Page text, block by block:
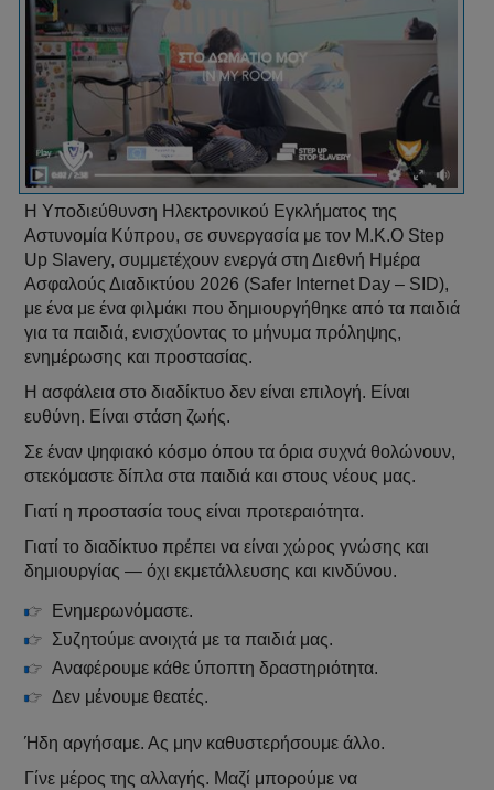
Η Υποδιεύθυνση Ηλεκτρονικού Εγκλήματος της
Αστυνομία Κύπρου, σε συνεργασία με τον Μ.Κ.Ο Step
Up Slavery, συμμετέχουν ενεργά στη Διεθνή Ημέρα
Ασφαλούς Διαδικτύου 2026 (Safer Internet Day – SID),
με ένα με ένα φιλμάκι που δημιουργήθηκε από τα παιδιά
για τα παιδιά, ενισχύοντας το μήνυμα πρόληψης,
ενημέρωσης και προστασίας.
Η ασφάλεια στο διαδίκτυο δεν είναι επιλογή. Είναι
ευθύνη. Είναι στάση ζωής.
Σε έναν ψηφιακό κόσμο όπου τα όρια συχνά θολώνουν,
στεκόμαστε δίπλα στα παιδιά και στους νέους μας.
Γιατί η προστασία τους είναι προτεραιότητα.
Γιατί το διαδίκτυο πρέπει να είναι χώρος γνώσης και
δημιουργίας — όχι εκμετάλλευσης και κινδύνου.
Ενημερωνόμαστε.
Συζητούμε ανοιχτά με τα παιδιά μας.
Αναφέρουμε κάθε ύποπτη δραστηριότητα.
Δεν μένουμε θεατές.
Ήδη αργήσαμε. Ας μην καθυστερήσουμε άλλο.
Γίνε μέρος της αλλαγής. Μαζί μπορούμε να